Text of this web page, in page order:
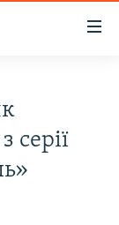
серії